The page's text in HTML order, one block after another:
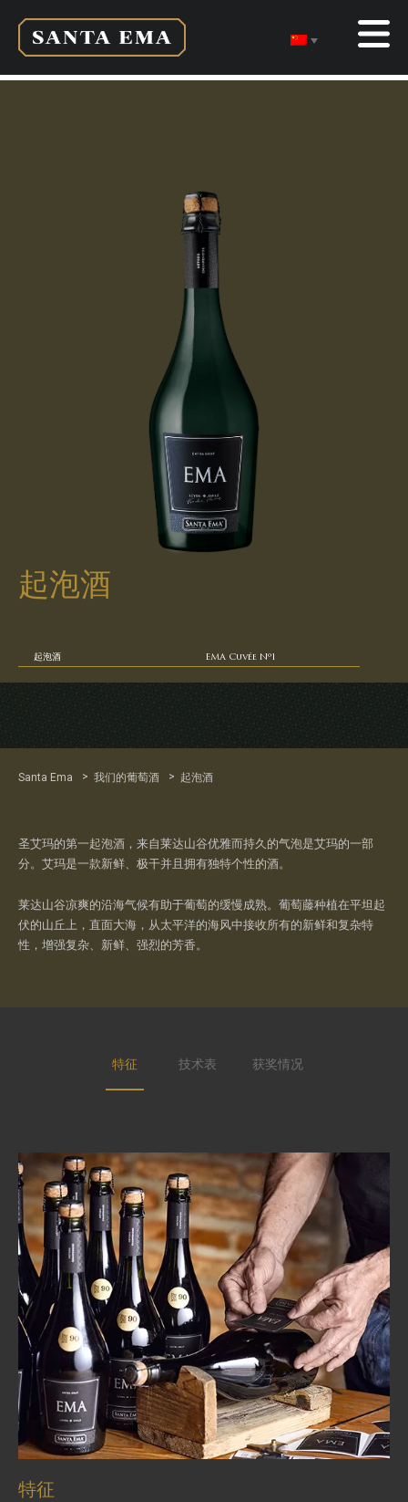
起泡酒
起泡酒 EMA Cuvée Nº1
Santa Ema > 我们的葡萄酒 > 起泡酒
圣艾玛的第一起泡酒，来自莱达山谷优雅而持久的气泡是艾玛的一部
分。艾玛是一款新鲜、极干并且拥有独特个性的酒。
莱达山谷凉爽的沿海气候有助于葡萄的缓慢成熟。葡萄藤种植在平坦起
伏的山丘上，直面大海，从太平洋的海风中接收所有的新鲜和复杂特
性，增强复杂、新鲜、强烈的芳香。
特征 技术表 获奖情况
特征